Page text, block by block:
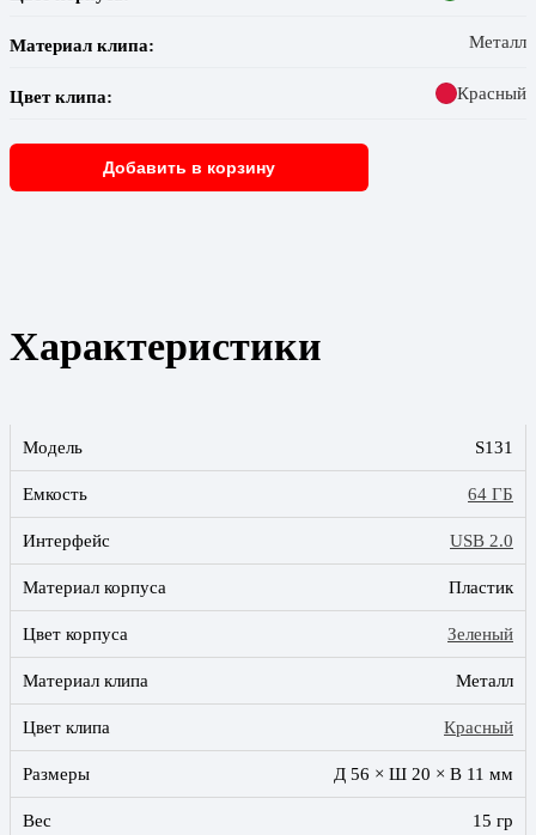
Материал клипа: Металл
Цвет клипа: Красный
Добавить в корзину
Характеристики
Модель S131
Емкость 64 ГБ
Интерфейс USB 2.0
Материал корпуса Пластик
Цвет корпуса Зеленый
Материал клипа Металл
Цвет клипа Красный
Размеры Д 56 × Ш 20 × В 11 мм
Вес 15 гр